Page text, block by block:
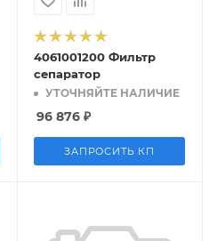
4061001200 Фильтр
сепаратор
УТОЧНЯЙТЕ НАЛИЧИЕ
96 876 ₽
ЗАПРОСИТЬ КП